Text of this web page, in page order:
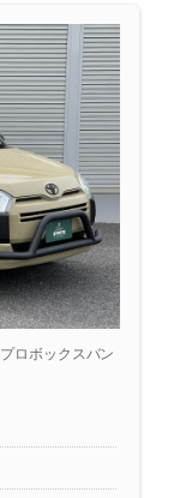
プロボックスバン